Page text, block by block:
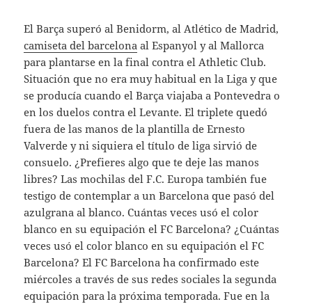
El Barça superó al Benidorm, al Atlético de Madrid,
camiseta del barcelona al Espanyol y al Mallorca
para plantarse en la final contra el Athletic Club.
Situación que no era muy habitual en la Liga y que
se producía cuando el Barça viajaba a Pontevedra o
en los duelos contra el Levante. El triplete quedó
fuera de las manos de la plantilla de Ernesto
Valverde y ni siquiera el título de liga sirvió de
consuelo. ¿Prefieres algo que te deje las manos
libres? Las mochilas del F.C. Europa también fue
testigo de contemplar a un Barcelona que pasó del
azulgrana al blanco. Cuántas veces usó el color
blanco en su equipación el FC Barcelona? ¿Cuántas
veces usó el color blanco en su equipación el FC
Barcelona? El FC Barcelona ha confirmado este
miércoles a través de sus redes sociales la segunda
equipación para la próxima temporada. Fue en la